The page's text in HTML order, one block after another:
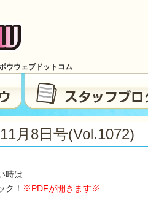
ウウェブドットコム
月8日号(vol.1072)
時は
ク！ ※PDFが開きます※